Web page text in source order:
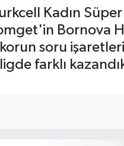
Kadın
Bornova
soru
farklı